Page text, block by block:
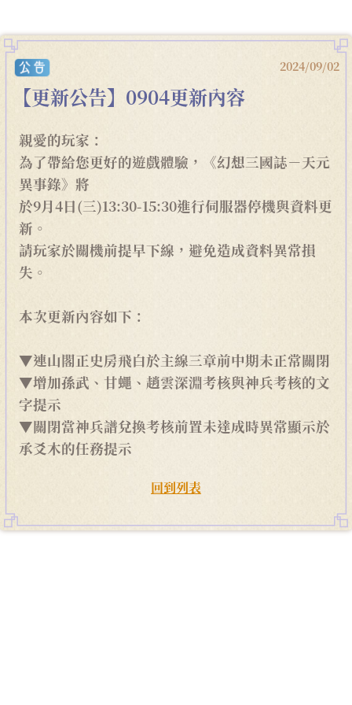
2024/09/02
【更新公告】0904更新內容
親愛的玩家：
為了帶給您更好的遊戲體驗，《幻想三國誌－天元
異事錄》將
於9月4日(三)13:30-15:30進行伺服器停機與資料更
新。
請玩家於關機前提早下線，避免造成資料異常損
失。
本次更新內容如下：
▼連山閣正史房飛白於主線三章前中期未正常關閉
▼增加孫武、甘蠅、趙雲深淵考核與神兵考核的文
字提示
▼關閉當神兵譜兌換考核前置未達成時異常顯示於
承爻木的任務提示
回到列表